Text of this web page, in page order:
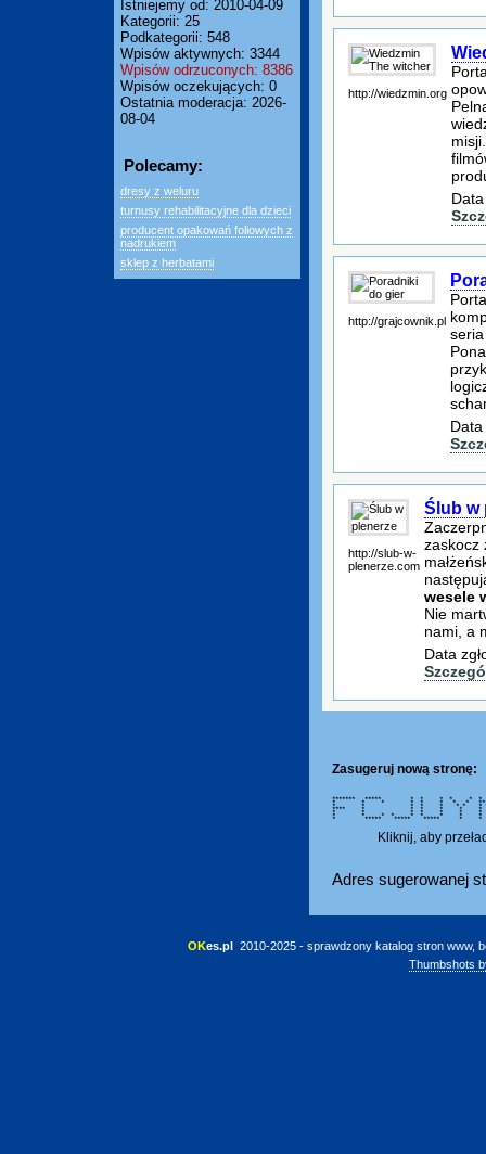
Istniejemy od: 2010-04-09
Kategorii: 25
Podkategorii: 548
Wpisów aktywnych: 3344
Wpisów odrzuconych: 8386
Wpisów oczekujących: 0
Ostatnia moderacja: 2026-
08-04
Polecamy:
dresy z weluru
turnusy rehabilitacyjne dla dzieci
producent opakowań foliowych z
nadrukiem
sklep z herbatami
http://wiedzmin.org
http://grajcownik.pl
http://slub-w-
plenerze.com
Ślub w
zaskocz
wesele
Nie
nami, a
Data
Zasugeruj nową stronę:
******* ***** * * * * * * *
* * * * * * * *
* * * * * * * *
**** * * * * * *
* * * * * * *
* * * * * * * *
* ***** ***** ***** *
Kliknij, aby
Adres sugerowanej
OKes.pl 2010-2025 - sprawdzony katalog stron www,
Thumbshots